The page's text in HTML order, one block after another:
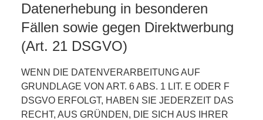
Datenerhebung in besonderen
Fällen sowie gegen Direktwerbung
(Art. 21 DSGVO)
WENN DIE DATENVERARBEITUNG AUF
GRUNDLAGE VON ART. 6 ABS. 1 LIT. E ODER F
DSGVO ERFOLGT, HABEN SIE JEDERZEIT DAS
RECHT, AUS GRÜNDEN, DIE SICH AUS IHRER